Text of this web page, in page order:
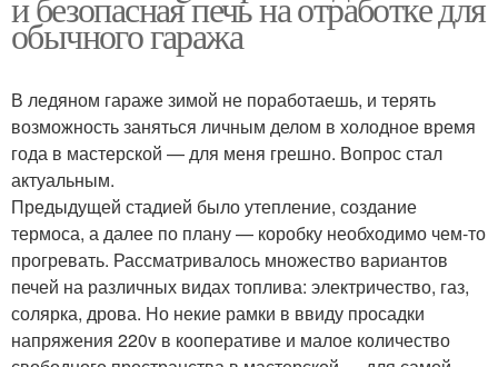
обычного гаража
В ледяном гараже зимой не поработаешь, и терять
возможность заняться личным делом в холодное время
года в мастерской — для меня грешно. Вопрос стал
актуальным.
Предыдущей стадией было утепление, создание
термоса, а далее по плану — коробку необходимо чем-то
прогревать. Рассматривалось множество вариантов
печей на различных видах топлива: электричество, газ,
солярка, дрова. Но некие рамки в ввиду просадки
напряжения 220v в кооперативе и малое количество